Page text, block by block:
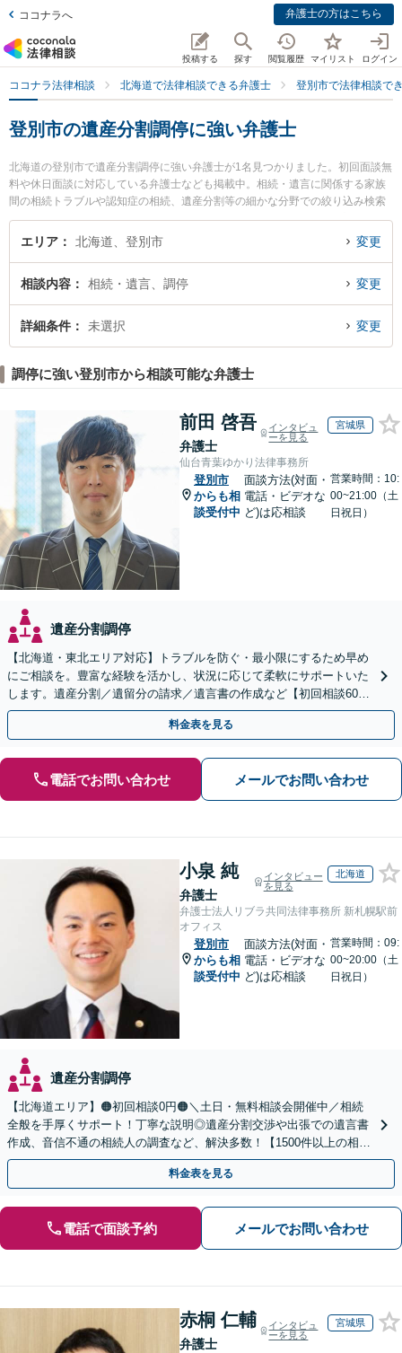
ココナラへ 弁護士の方はこちら
投稿する 探す 閲覧履歴 マイリスト ログイン
ココナラ法律相談 北海道で法律相談できる弁護士 登別市で法律相談で
登別市の遺産分割調停に強い弁護士
北海道の登別市で遺産分割調停に強い弁護士が1名見つかりました。初回面談無
料や休日面談に対応している弁護士なども掲載中。相続・遺言に関係する家族
間の相続トラブルや認知症の相続、遺産分割等の細かな分野での絞り込み検索
もでき便利です。特にのぼりべつ法律事務所の八木橋 俊輔弁護士のプロフィー
ル情報や弁護士費用、強みなどが注目されています。『登別市で土日や夜間に
で遺産分割調停を法律相談できる登別市内の弁護士に相談予約したい』などで
お困りの相談者さんにおすすめです。
エリア 北海道、登別市 変更
相談内容 相続・遺言、調停 変更
詳細条件 未選択 変更
調停に強い登別市から相談可能な弁護士
前田 啓吾
弁護士
インタビュ
ーを見る
宮城県
仙台青葉ゆかり法律事務所
登別市
からも相
談受付中
面談方法(対面・
電話・ビデオな
ど)は応相談
営業時間：10:
00~21:00（土
日祝日）
遺産分割調停
【北海道・東北エリア対応】トラブルを防ぐ・最小限にするため早め
にご相談を。豊富な経験を活かし、状況に応じて柔軟にサポートいた
します。遺産分割／遺留分の請求／遺言書の作成など【初回相談60分
無料】【オンライン相談可能】
料金表を見る
電話でお問い合わせ メールでお問い合わせ
小泉 純
弁護士
インタビュー
を見る
北海道
弁護士法人リブラ共同法律事務所 新札幌駅前
オフィス
登別市
からも相
談受付中
面談方法(対面・
電話・ビデオな
ど)は応相談
営業時間：09:
00~20:00（土
日祝日）
遺産分割調停
【北海道エリア】🟠初回相談0円🟠＼土日・無料相談会開催中／相続
全般を手厚くサポート！丁寧な説明◎遺産分割交渉や出張での遺言書
作成、音信不通の相続人の調査など、解決多数！【1500件以上の相談
実績あり】【分かりやすい料金体系】
料金表を見る
電話で面談予約 メールでお問い合わせ
赤桐 仁輔
弁護士
インタビュ
ーを見る
宮城県